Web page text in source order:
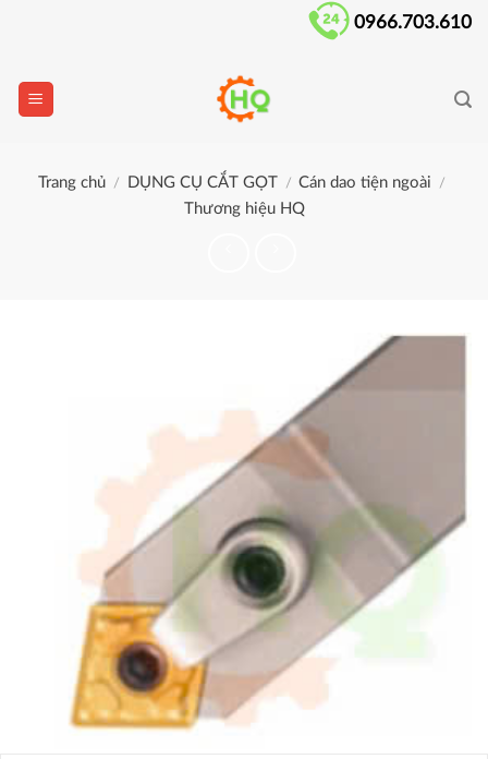
0966.703.610
Trang chủ / DỤNG CỤ CẮT GỌT / Cán dao tiện ngoài /
Thương hiệu HQ